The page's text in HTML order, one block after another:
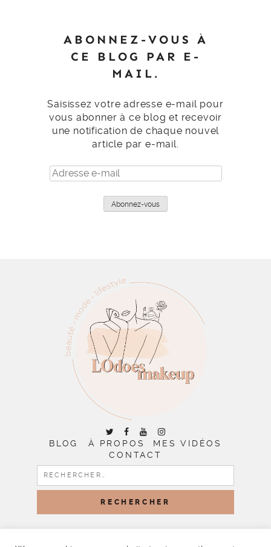
ABONNEZ-VOUS À
CE BLOG PAR E-
MAIL.
Saisissez votre adresse e-mail pour
vous abonner à ce blog et recevoir
une notification de chaque nouvel
article par e-mail.
Adresse
e-
Abonnez-vous
BLOG À PROPOS
MES VIDÉOS
CONTACT
RECHERCHER :